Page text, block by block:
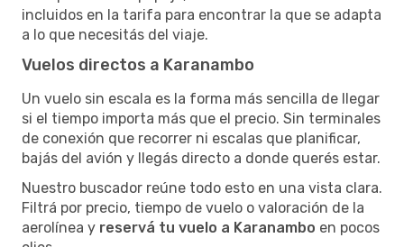
incluidos en la tarifa para encontrar la que se adapta
a lo que necesitás del viaje.
Vuelos directos a Karanambo
Un vuelo sin escala es la forma más sencilla de llegar
si el tiempo importa más que el precio. Sin terminales
de conexión que recorrer ni escalas que planificar,
bajás del avión y llegás directo a donde querés estar.
Nuestro buscador reúne todo esto en una vista clara.
Filtrá por precio, tiempo de vuelo o valoración de la
aerolínea y reservá tu vuelo a Karanambo en pocos